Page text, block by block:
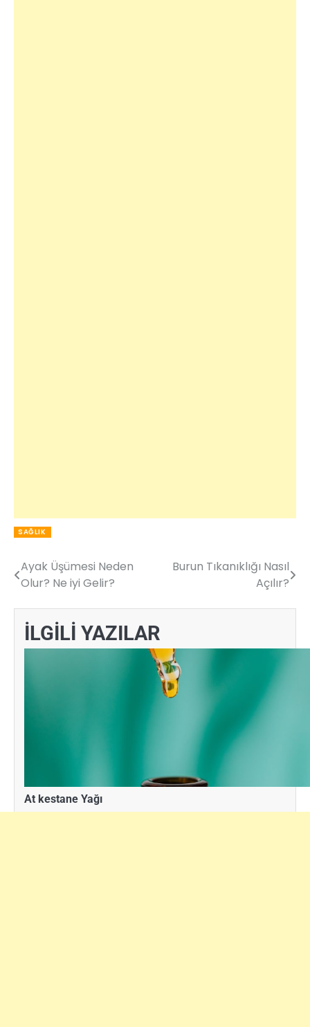
SAĞLIK
Yazı
gezinmesi
Ayak Üşümesi Neden
Olur? Ne iyi Gelir?
Burun Tıkanıklığı Nasıl
Açılır?
İLGİLİ YAZILAR
At kestane Yağı